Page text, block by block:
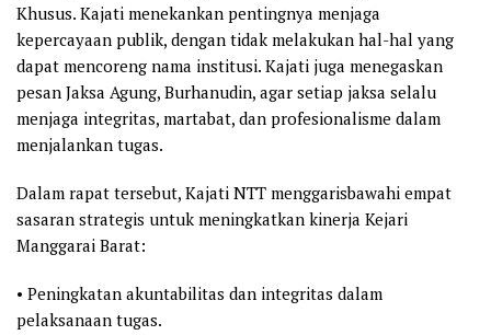
Khusus. Kajati menekankan pentingnya menjaga
kepercayaan publik, dengan tidak melakukan hal-hal yang
dapat mencoreng nama institusi. Kajati juga menegaskan
pesan Jaksa Agung, Burhanudin, agar setiap jaksa selalu
menjaga integritas, martabat, dan profesionalisme dalam
menjalankan tugas.
Dalam rapat tersebut, Kajati NTT menggarisbawahi empat
sasaran strategis untuk meningkatkan kinerja Kejari
Manggarai Barat:
• Peningkatan akuntabilitas dan integritas dalam
pelaksanaan tugas.